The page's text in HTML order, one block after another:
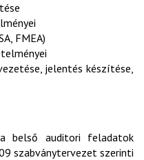
FMEA)
jelentés készítése,
belső auditori feladatok
szabványtervezet szerinti